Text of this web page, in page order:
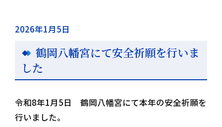
2026年1月5日
鶴岡八幡宮にて安全祈願を行いま
した
令和8年1月5日 鶴岡八幡宮にて本年の安全祈願を
行いました。